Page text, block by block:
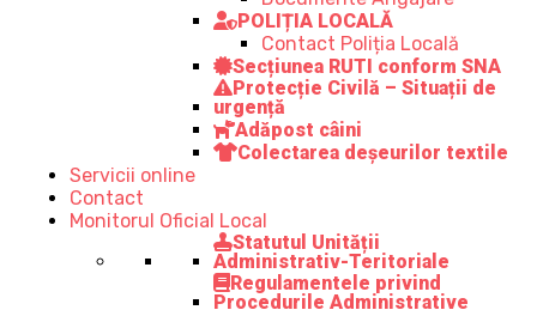
POLIȚIA LOCALĂ
Contact Poliția Locală
Secțiunea RUTI conform SNA
Protecție Civilă – Situații de
urgență
Adăpost câini
Colectarea deșeurilor textile
Servicii online
Contact
Monitorul Oficial Local
Statutul Unității
Administrativ-Teritoriale
Regulamentele privind
Procedurile Administrative